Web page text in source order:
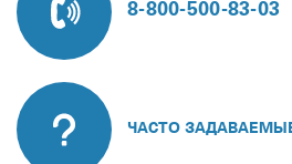
8-800-500-83-03
ЧАСТО